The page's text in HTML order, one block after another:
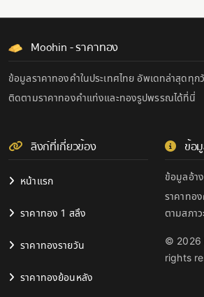
Moohin - ราคาทอง
ข้อมูลราคาทองคำในประเทศไทย อัพเดทล่าสุดทุก
ติดตามราคาทองคำแท่งและทองรูปพรรณได้ที่นี่
ลิงก์ที่เกี่ยวข้อง
หน้าแรก
ราคาทอง 1 สลึง
ราคาทองรายวัน
ราคาทองย้อนหลัง
ข้อ
ข้อมูลอ้า
ราคาทอ
ตามสภา
© 2026
rights